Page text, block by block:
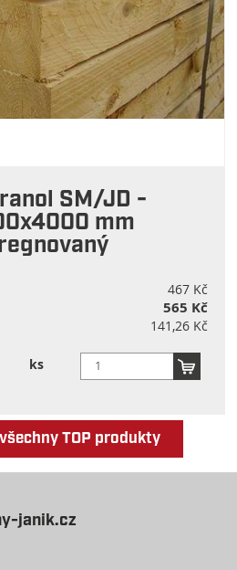
SM/JD -
mm
467 Kč
565 Kč
141,26 Kč
ks
TOP produkty
janik.cz